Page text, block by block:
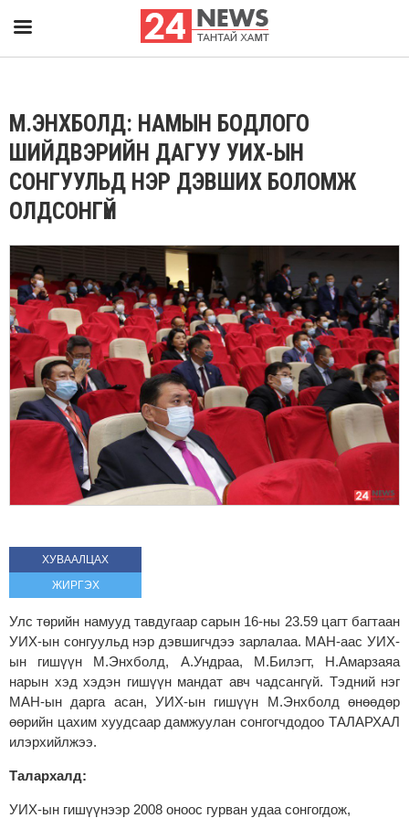
М.ЭНХБОЛД: НАМЫН БОДЛОГО
ШИЙДВЭРИЙН ДАГУУ УИХ-ЫН
СОНГУУЛЬД НЭР ДЭВШИХ БОЛОМЖ
ОЛДСОНГҮЙ
ХУВААЛЦАХ
ЖИРГЭХ
Улс төрийн намууд тавдугаар сарын 16-ны 23.59 цагт багтаан
УИХ-ын сонгуульд нэр дэвшигчдээ зарлалаа. МАН-аас УИХ-
ын гишүүн М.Энхболд, А.Ундраа, М.Билэгт, Н.Амарзаяа
нарын хэд хэдэн гишүүн мандат авч чадсангүй. Тэдний нэг
МАН-ын дарга асан, УИХ-ын гишүүн М.Энхболд өнөөдөр
өөрийн цахим хуудсаар дамжуулан сонгогчдодоо ТАЛАРХАЛ
илэрхийлжээ.
Талархалд:
УИХ-ын гишүүнээр 2008 оноос гурван удаа сонгогдож,